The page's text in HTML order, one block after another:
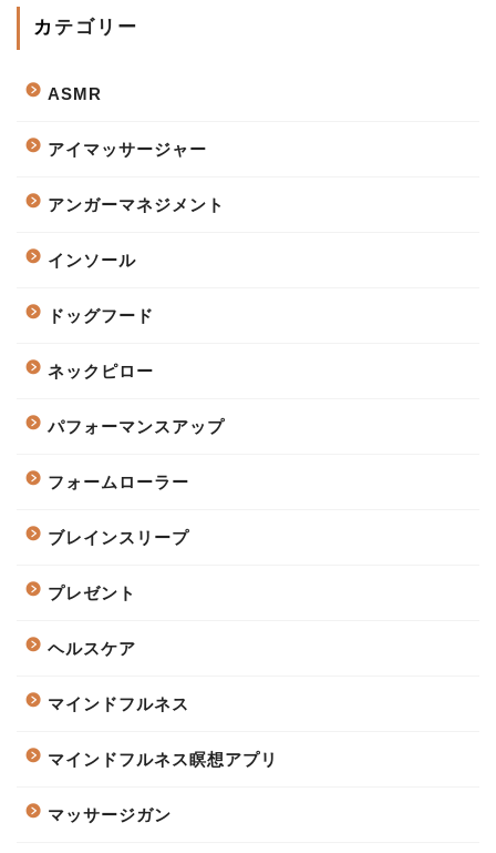
カテゴリー
ASMR
アイマッサージャー
アンガーマネジメント
インソール
ドッグフード
ネックピロー
パフォーマンスアップ
フォームローラー
ブレインスリープ
プレゼント
ヘルスケア
マインドフルネス
マインドフルネス瞑想アプリ
マッサージガン